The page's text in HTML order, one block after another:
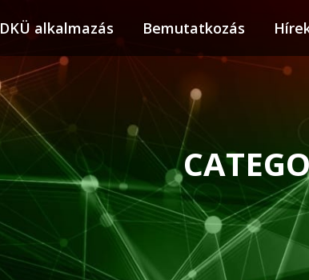
DKÜ alkalmazás Bemutatkozás
DKÜ alkalmazás Bemutatkozás